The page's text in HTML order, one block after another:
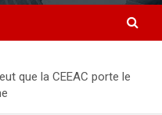
que la CEEAC porte le